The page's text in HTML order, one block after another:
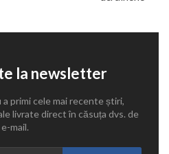
la newsletter
primi cele mai recente știri,
livrate direct în căsuța dvs. de
e-mail.